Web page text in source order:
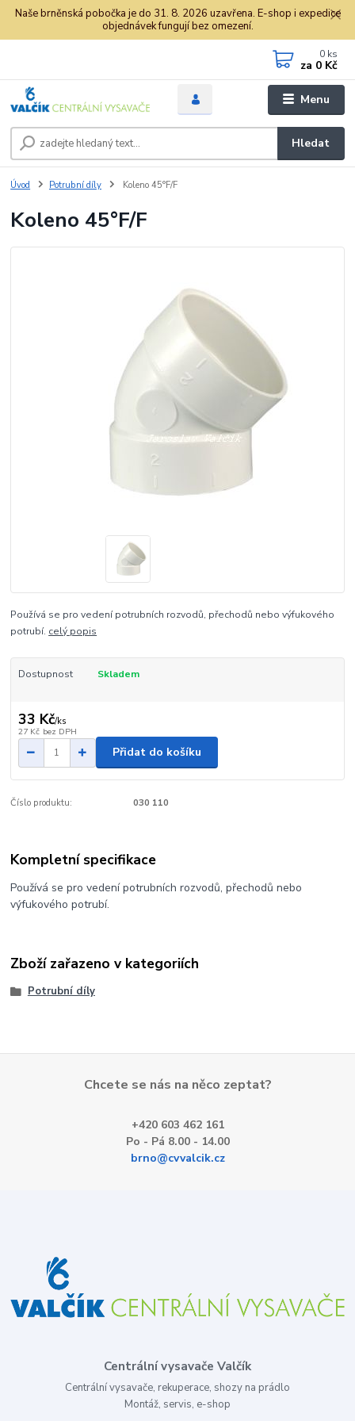
Naše brněnská pobočka je do 31. 8. 2026 uzavřena. E-shop i expedice
objednávek fungují bez omezení.
Menu
Hledat
0 ks
za 0 Kč
Úvod Potrubní díly Koleno 45°F/F
Koleno 45°F/F
Používá se pro vedení potrubních rozvodů, přechodů nebo výfukového
potrubí. celý popis
Dostupnost Skladem
33 Kč/ks
27 Kč bez DPH
Přidat do košíku
Číslo produktu: 030 110
Kompletní specifikace
Používá se pro vedení potrubních rozvodů, přechodů nebo
výfukového potrubí.
Zboží zařazeno v kategoriích
Potrubní díly
Chcete se nás na něco zeptat?
+420 603 462 161
Po - Pá 8.00 - 14.00
brno@cvvalcik.cz
Centrální vysavače Valčík
Centrální vysavače, rekuperace, shozy na prádlo
Montáž, servis, e-shop